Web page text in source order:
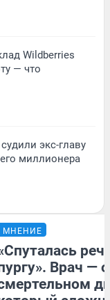
Wildberries
— что
экс-главу
миллионера
МНЕНИЕ
Врач — о